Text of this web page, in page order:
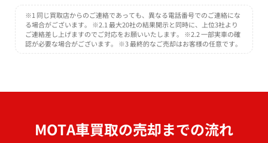
※1 同じ買取店からのご連絡であっても、異なる電話番号でのご連絡にな
る場合がございます。 ※2.1 最大20社の結果開示と同時に、上位3社より
ご連絡差し上げますのでご対応をお願いいたします。 ※2.2 一部実車の確
認が必要な場合がございます。 ※3 最終的なご売却はお客様の任意です。
MOTA車買取の売却までの流れ